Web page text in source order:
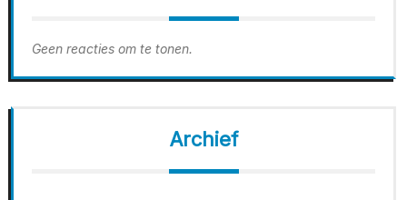
Geen reacties om te tonen.
Archief